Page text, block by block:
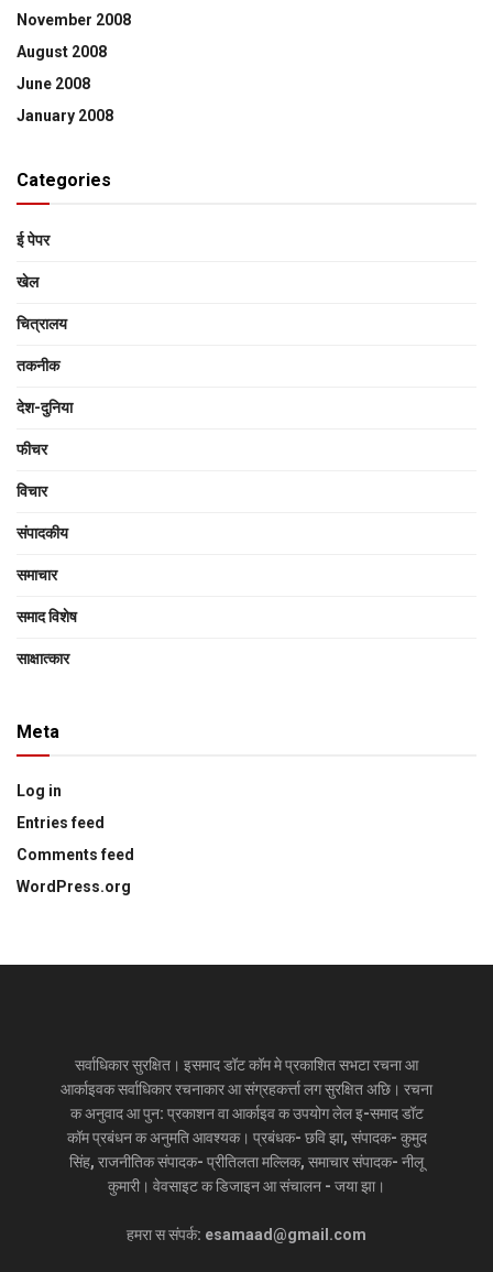
November 2008
August 2008
June 2008
January 2008
Categories
ई पेपर
खेल
चित्रालय
तकनीक
देश-दुनिया
फीचर
विचार
संपादकीय
समाचार
समाद विशेष
साक्षात्‍कार
Meta
Log in
Entries feed
Comments feed
WordPress.org
सर्वाधिकार सुरक्षित। इसमाद डॉट कॉम मे प्रकाशित सभटा रचना आ
आर्काइवक सर्वाधिकार रचनाकार आ संग्रहकर्त्ता लग सुरक्षित अछि। रचना
क अनुवाद आ पुन: प्रकाशन वा आर्काइव क उपयोग लेल इ-समाद डॉट
कॉम प्रबंधन क अनुमति आवश्यक। प्रबंधक- छवि झा, संपादक- कुमुद
सिंह, राजनीतिक संपादक- प्रीतिलता मल्लिक, समाचार संपादक- नीलू
कुमारी। वेवसाइट क डिजाइन आ संचालन - जया झा।
हमरा स संपर्क: esamaad@gmail.com